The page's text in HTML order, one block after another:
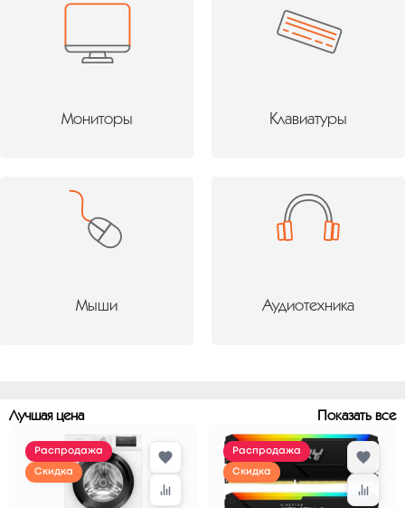
Мониторы Клавиатуры
Мыши Аудиотехника
Лучшая цена Показать все
Распродажа
Скидка
Распродажа
Скидка